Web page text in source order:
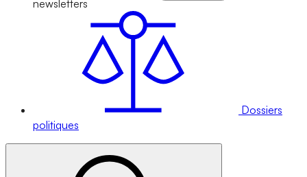
newsletters
Dossiers
politiques